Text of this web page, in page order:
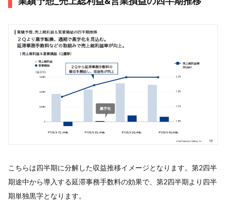
こちらは四半期に分解した収益推移イメージとなります。第2四半
期途中から導入する延滞事務手数料の効果で、第2四半期より四半
期単独黒字となります。